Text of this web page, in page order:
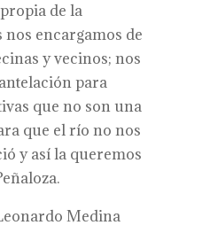
de la
encargamos de
y vecinos; nos
para
que no son una
que el río no nos
y así la queremos
Medina